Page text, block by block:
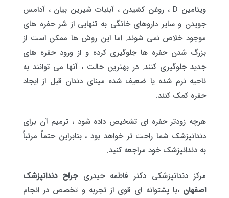
ویتامین D ، روغن کشیدن ، آبنبات شیرین بیان ، آدامس
جویدن و سایر داروهای خانگی به تنهایی از شر حفره های
موجود خلاص نمی شوند. اما این روش ها ممکن است از
بزرگ شدن حفره ها جلوگیری کرده و از ورود حفره های
جدید جلوگیری کنند. در بهترین حالت ، آنها می توانند به
ناحیه نرم شده یا ضعیف شده مینای دندان قبل از ایجاد
حفره کمک کنند.
هرچه زودتر حفره ای تشخیص داده شود ، ترمیم آن برای
دندانپزشک شما راحت تر خواهد بود ، بنابراین حتماً مرتباً
به دندانپزشک خود مراجعه کنید.
مرکز دندانپزشکی دکتر فاطمه حیدریجراح دندانپزشک
اصفهان ،با پشتوانه ای قوی از تجربه و تخصص در انجام